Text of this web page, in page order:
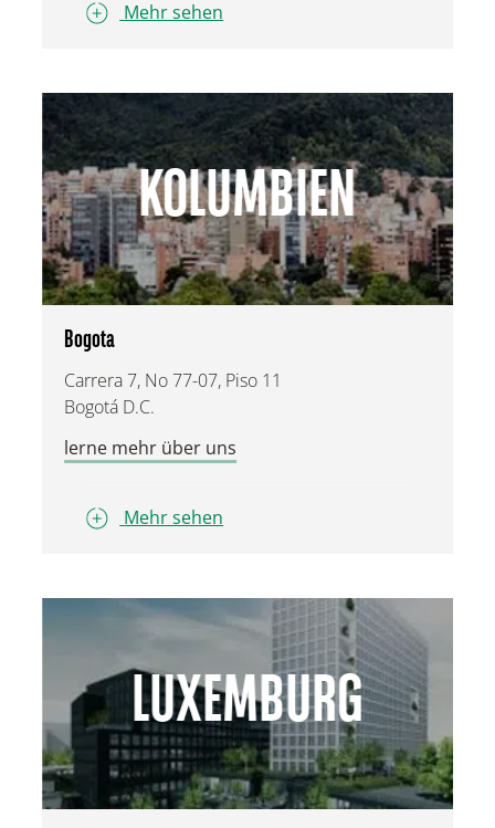
Mehr sehen
KOLUMBIEN
Bogota
Carrera 7, No 77-07, Piso 11
Bogotá D.C.
lerne mehr über uns
Mehr sehen
LUXEMBURG